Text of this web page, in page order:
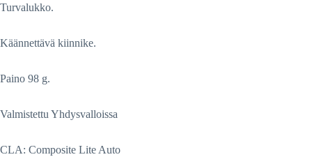
Turvalukko.
Käännettävä kiinnike.
Paino 98 g.
Valmistettu Yhdysvalloissa
CLA: Composite Lite Auto